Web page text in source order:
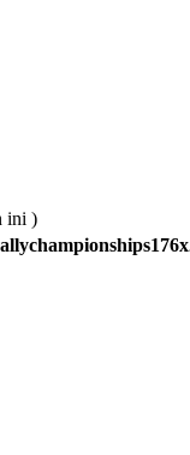
ini )